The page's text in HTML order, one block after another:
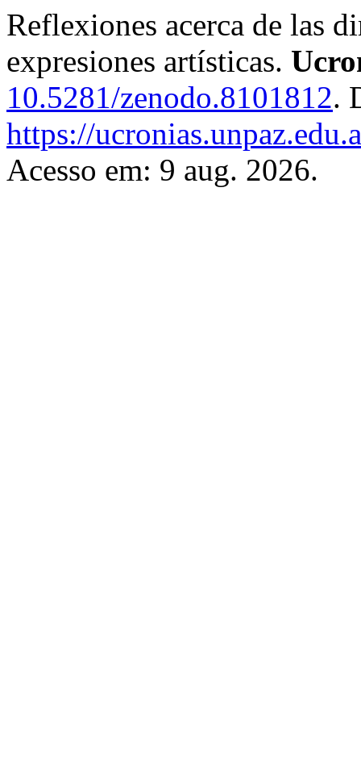
Reflexiones acerca de las
expresiones artísticas.
10.5281/zenodo.8101812.
https://
Acesso em: 9 aug. 2026.